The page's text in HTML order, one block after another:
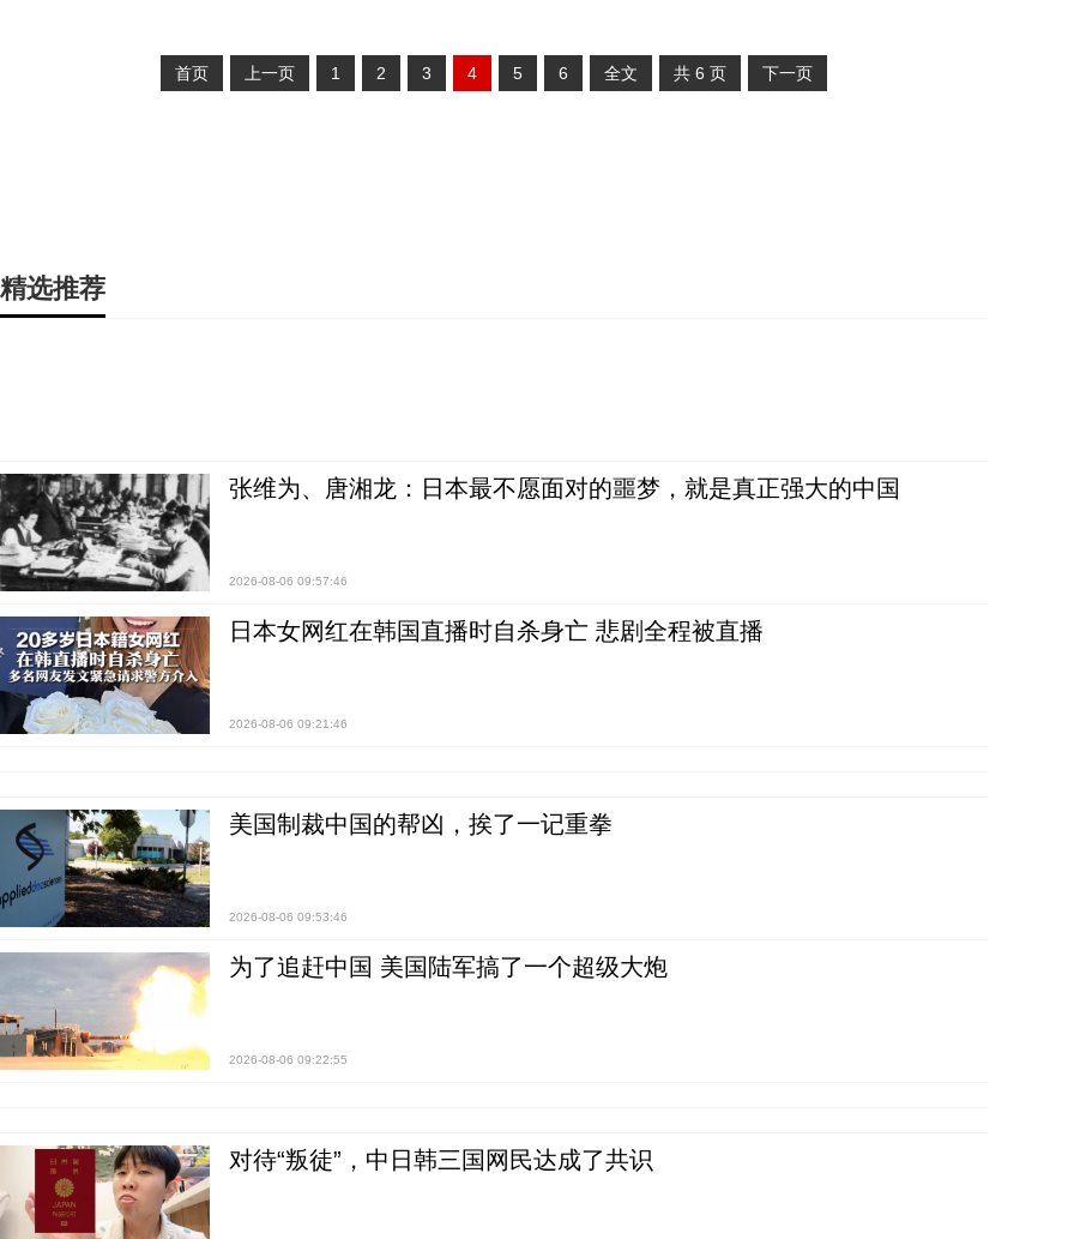
首页 上一页 1 2 3 4 5 6 全文 共 6 页 下一页
精选推荐
张维为、唐湘龙：日本最不愿面对的噩梦，就是真正强大的中国
2026-08-06 09:57:46
日本女网红在韩国直播时自杀身亡 悲剧全程被直播
2026-08-06 09:21:46
美国制裁中国的帮凶，挨了一记重拳
2026-08-06 09:53:46
为了追赶中国 美国陆军搞了一个超级大炮
2026-08-06 09:22:55
对待“叛徒”，中日韩三国网民达成了共识